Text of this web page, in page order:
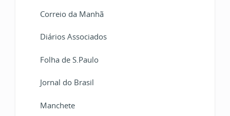
Correio da Manhã
Diários Associados
Folha de S.Paulo
Jornal do Brasil
Manchete